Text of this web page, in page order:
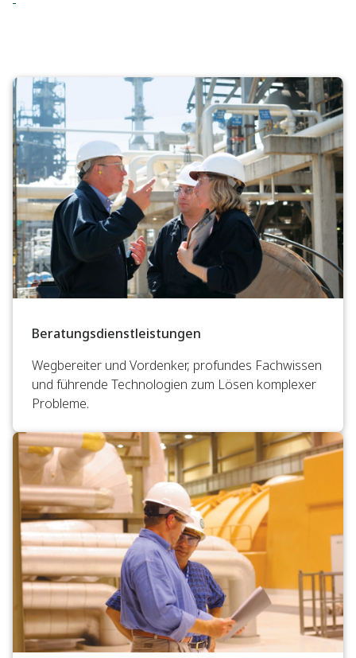
Beratungsdienstleistungen
Wegbereiter und Vordenker, profundes Fachwissen
und führende Technologien zum Lösen komplexer
Probleme.